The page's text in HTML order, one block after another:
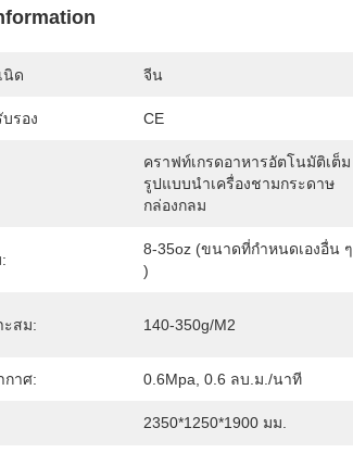
นิด จีน
รอง CE
คราฟท์เกรดอาหารอัตโนมัติเต็ม
รูปแบบนำเครื่องชามกระดาษ
กล่องกลม
8-35oz (ขนาดที่กำหนดเองอื่น ๆ
)
ะสม: 140-350g/m2
กาศ: 0.6Mpa, 0.6 ลบ.ม./นาที
2350*1250*1900 มม.